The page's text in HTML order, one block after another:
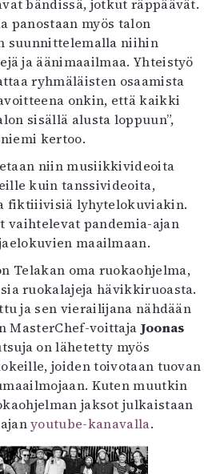
bändissä, jotkut räppäävät.
panostaan myös talon
suunnittelemalla niihin
ja äänimaailmaa. Yhteistyö
ryhmäläisten osaamista
onkin, että kaikki
sisällä alusta loppuun”,
kertoo.
niin musiikkivideoita
kuin tanssivideoita,
fiktiiivisiä lyhytelokuviakin.
vaihtelevat pandemia-ajan
maailmaan.
Telakan oma ruokaohjelma,
ruokalajeja hävikkiruoasta.
ja sen vierailijana nähdään
MasterChef-voittaja Joonas
on lähetetty myös
joiden toivotaan tuovan
Kuten muutkin
jaksot julkaistaan
youtube-kanavalla.